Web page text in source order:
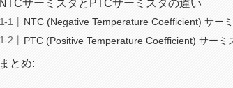
NTCサーミスタとPTCサーミスタの違い
NTC (Negative Temperature Coefficient) サー
PTC (Positive Temperature Coefficient) サーミ
まとめ: